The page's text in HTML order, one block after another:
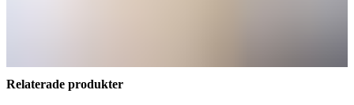
Relaterade produkter